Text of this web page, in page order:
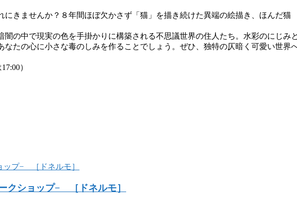
にきませんか？８年間ほぼ欠かさず「猫」を描き続けた異端の絵描き、ほんだ
の中で現実の色を手掛かりに構築される不思議世界の住人たち。水彩のにじみ
たの心に小さな毒のしみを作ることでしょう。ぜひ、独特の仄暗く可愛い世界へ
）
クショップ− ［ドネルモ］